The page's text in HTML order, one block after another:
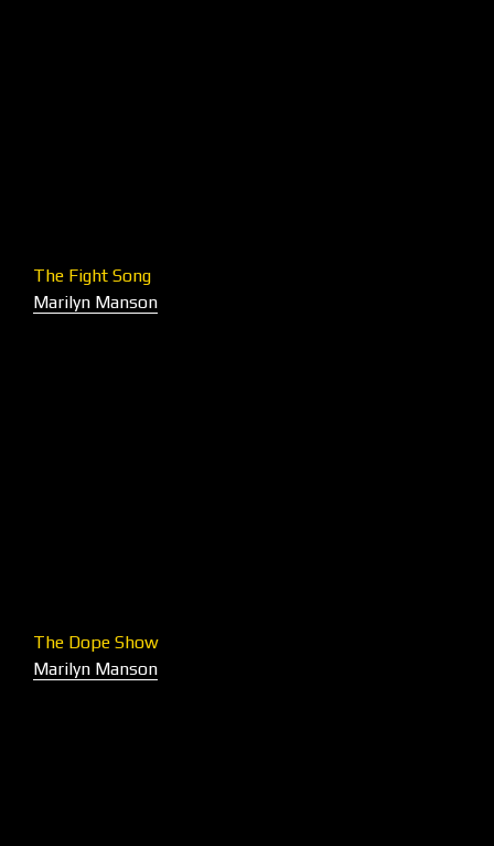
The Fight Song
Marilyn Manson
The Dope Show
Marilyn Manson